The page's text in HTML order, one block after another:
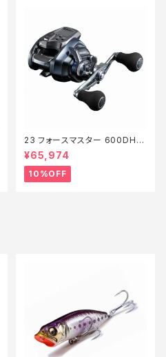
23 フォースマスター 600DH
【継続セール_リール】【10】
¥65,974
10%OFF